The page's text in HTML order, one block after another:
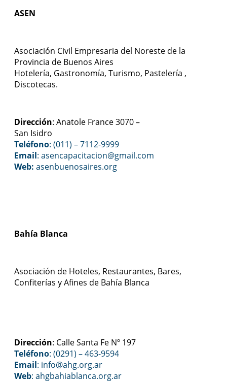
ASEN
Asociación Civil Empresaria del Noreste de la
Provincia de Buenos Aires
Hotelería, Gastronomía, Turismo, Pastelería ,
Discotecas.
Dirección: Anatole France 3070 –
San Isidro
Teléfono: (011) – 7112-9999
Email: asencapacitacion@gmail.com
Web: asenbuenosaires.org
Bahía Blanca
Asociación de Hoteles, Restaurantes, Bares,
Confiterías y Afines de Bahía Blanca
Dirección: Calle Santa Fe Nº 197
Teléfono: (0291) – 463-9594
Email: info@ahg.org.ar
Web: ahgbahiablanca.org.ar